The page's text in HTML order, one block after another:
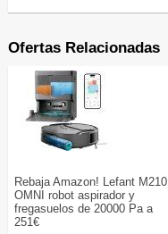
Ofertas Relacionadas
Rebaja Amazon! Lefant M210
OMNI robot aspirador y
fregasuelos de 20000 Pa a
251€